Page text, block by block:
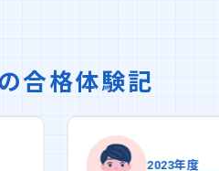
合格体験記